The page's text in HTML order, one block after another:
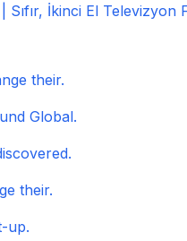
İkinci El Televizyon
their.
Global.
their.
up.